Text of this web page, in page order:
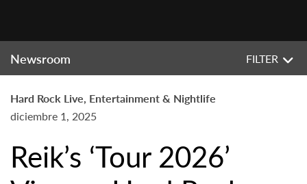
Newsroom FILTER
Hard Rock Live, Entertainment & Nightlife
diciembre 1, 2025
Reik’s ‘Tour 2026’